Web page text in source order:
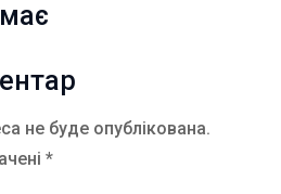
не буде опублікована.
*